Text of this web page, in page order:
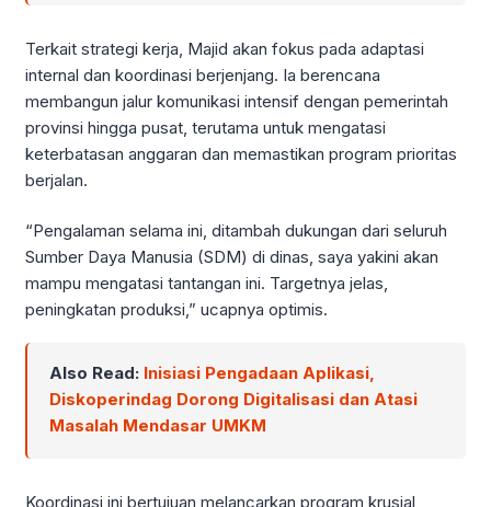
Terkait strategi kerja, Majid akan fokus pada adaptasi
internal dan koordinasi berjenjang. Ia berencana
membangun jalur komunikasi intensif dengan pemerintah
provinsi hingga pusat, terutama untuk mengatasi
keterbatasan anggaran dan memastikan program prioritas
berjalan.
“Pengalaman selama ini, ditambah dukungan dari seluruh
Sumber Daya Manusia (SDM) di dinas, saya yakini akan
mampu mengatasi tantangan ini. Targetnya jelas,
peningkatan produksi,” ucapnya optimis.
Also Read: Inisiasi Pengadaan Aplikasi,
Diskoperindag Dorong Digitalisasi dan Atasi
Masalah Mendasar UMKM
Koordinasi ini bertujuan melancarkan program krusial